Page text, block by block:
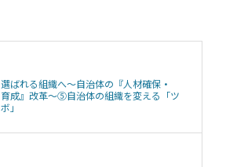
選ばれる組織へ～自治体の『人材確保・
育成』改革～⑤自治体の組織を変える「ツ
ボ」